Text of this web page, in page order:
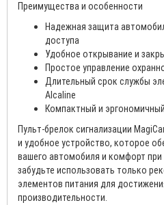
Преимущества и особенности
Надежная защита
доступа
Удобное открывание и
Простое управление
Длительный срок службы
Alcaline
Компактный и
Пульт-брелок сигнализации
и удобное устройство, которое
вашего автомобиля и комфорт при
забудьте использовать только
элементов питания для
производительности.